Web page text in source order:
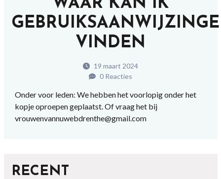
WAAR KAN IK
VINDEN
19 maart 2024
0 Reacties
Onder voor leden: We hebben het voorlopig onder het
kopje oproepen geplaatst. Of vraag het bij
vrouwenvannuwebdrenthe@gmail.com
RECENT